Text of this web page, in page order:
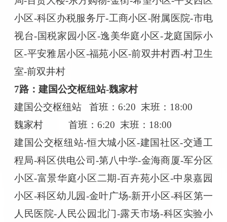
小区-科区办税服务厅-工商小区-附属医院-市电
视台-国税家园小区-逸美华庭小区-龙庭国际小
区-平安雅居小区-福苑小区-前双井村西-村卫生
室-前双井村
7路：建国公交枢纽站-魏家村
建国公交枢纽站
首班： 6:20 末班：18:00
魏家村
首班： 6:20 末班：18:00
建国公交枢纽站-恒大城小区-建国社区-交通工
程局-科区供电公司-第八中学-金海商厦-军分区
小区-富景华庭小区二期-百卉苑小区-中泉嘉园
小区-科区幼儿园-金叶广场-新开小区-科区第一
人民医院-人民公园北门-露天市场-科区实验小